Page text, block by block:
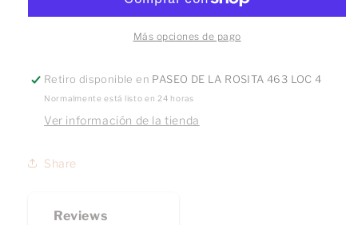
10k
oro
10k
parMás opciones de pago
Retiro disponible en PASEO DE LA ROSITA 463 LOC 4
Normalmente está listo en 24 horas
Ver información de la tienda
Share
Reviews